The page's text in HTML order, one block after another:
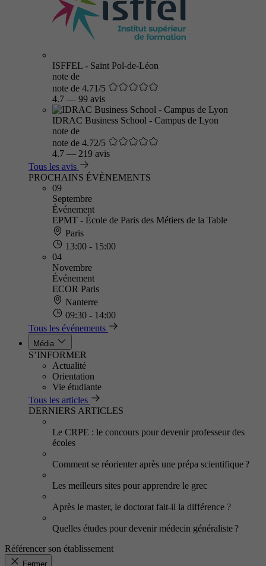
ISFFEL - Saint Pol-de-Léon
note de
note de 4.71/5
4.7 — 99 avis
IDRAC Business School - Campus de Lyon
note de
note de 4.72/5
4.7 — 219 avis
Tous les avis
PROCHAINS ÉVÈNEMENTS
09
Septembre
Événement
EPMT - École de Paris des Métiers de la Table
Paris
13:00 - 15:00
04
Novembre
Événement
ECOR Paris
Nanterre
09:30 - 14:00
Tous les événements
Média
S’INFORMER
Actualité
Orientation
Vie étudiante
Tous les articles
DERNIERS ARTICLES
Le CRPE : le concours pour devenir professeur des
écoles
Comment se réorienter après une prépa scientifique ?
Les meilleurs sites pour apprendre le grec
Après le master, le doctorat fait-il la différence ?
Quelles études pour devenir médecin généraliste ?
Référencer son établissement
Fermer